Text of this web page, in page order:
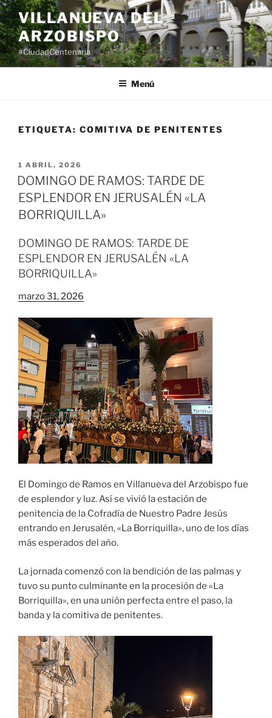
Saltar
al
contenido
VILLANUEVA DEL
ARZOBISPO
#CiudadCentenaria
Menú
ETIQUETA: COMITIVA DE PENITENTES
PUBLICADO
EL
1 ABRIL, 2026
DOMINGO DE RAMOS: TARDE DE
ESPLENDOR EN JERUSALÉN «LA
BORRIQUILLA»
DOMINGO DE RAMOS: TARDE DE
ESPLENDOR EN JERUSALÉN «LA
BORRIQUILLA»
marzo 31, 2026
El Domingo de Ramos en Villanueva del Arzobispo fue
de esplendor y luz. Así se vivió la estación de
penitencia de la Cofradía de Nuestro Padre Jesús
entrando en Jerusalén, «La Borriquilla», uno de los días
más esperados del año.
La jornada comenzó con la bendición de las palmas y
tuvo su punto culminante en la procesión de «La
Borriquilla», en una unión perfecta entre el paso, la
banda y la comitiva de penitentes.